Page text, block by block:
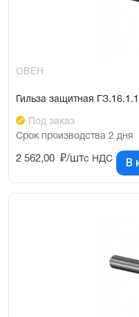
ОВЕН
Гильза защитная
Под заказ
Срок производства 2 дня
2 562,00 ₽/штс НДС В